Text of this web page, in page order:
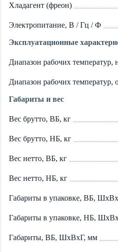
Хладагент (фреон)
Электропитание, В / Гц / Ф
Эксплуатационные
Диапазон рабочих температур,
Диапазон рабочих температур,
Габариты и вес
Вес брутто, ВБ, кг
Вес брутто, НБ, кг
Вес нетто, ВБ, кг
Вес нетто, НБ, кг
Габариты в упаковке, ВБ,
Габариты в упаковке, НБ,
Габариты, ВБ, ШxВxГ, мм